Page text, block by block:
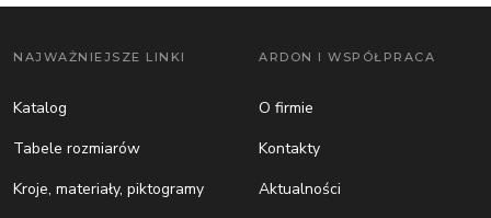
NAJWAŻNIEJSZE LINKI
Katalog
Tabele rozmiarów
Kroje, materiały, piktogramy
ARDON I WSPÓŁPRACA
O firmie
Kontakty
Aktualności